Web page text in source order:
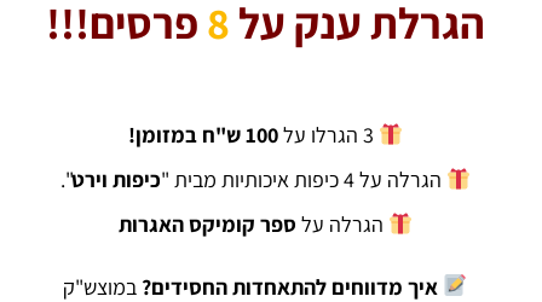
הגרלת ענק על8פרסים!!!
100 ש"ח במזומן!
הגרלה על 4 כיפות איכותיות מבית "
כיפות וירט".
הגרלה על ספר קומיקס האגרות
איך מדווחים להתאחדות החסידים? במוצש"ק